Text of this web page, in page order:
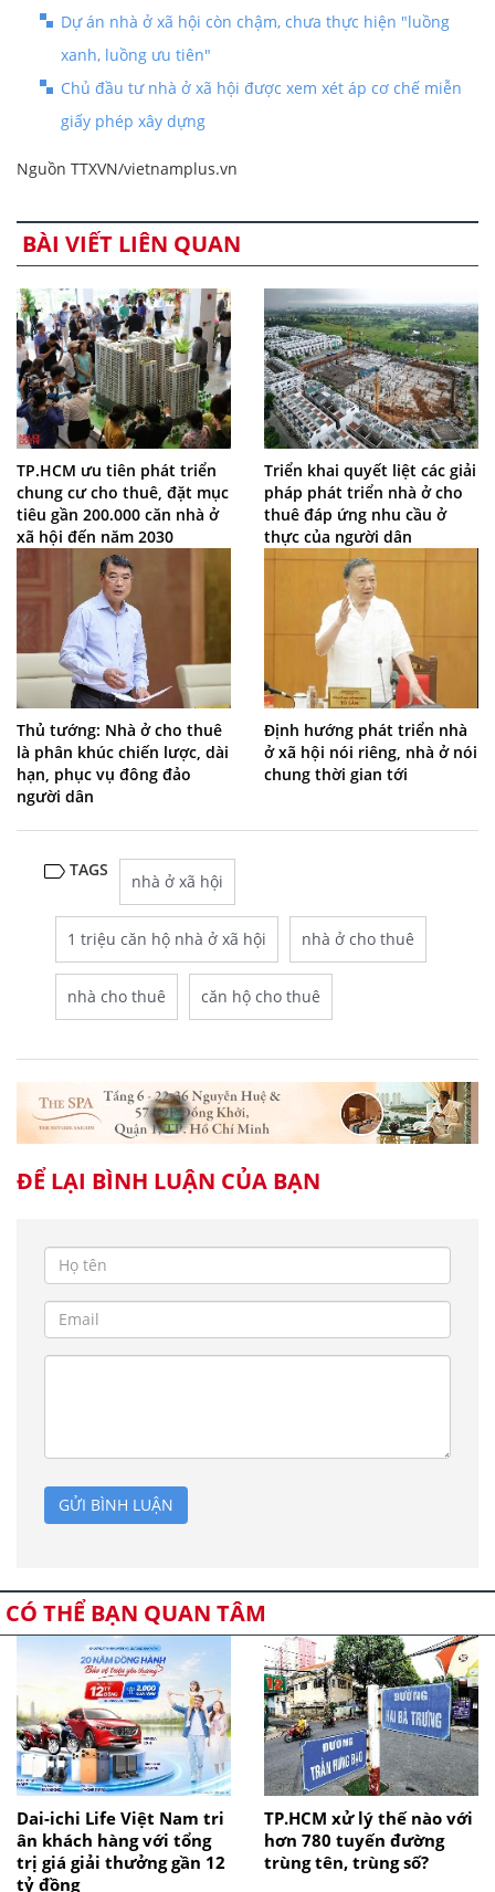
Dự án nhà ở xã hội còn chậm, chưa thực hiện "luồng
xanh, luồng ưu tiên"
Chủ đầu tư nhà ở xã hội được xem xét áp cơ chế miễn
giấy phép xây dựng
Nguồn TTXVN/vietnamplus.vn
BÀI VIẾT LIÊN QUAN
TP.HCM ưu tiên phát triển
chung cư cho thuê, đặt mục
tiêu gần 200.000 căn nhà ở
xã hội đến năm 2030
Triển khai quyết liệt các giải
pháp phát triển nhà ở cho
thuê đáp ứng nhu cầu ở
thực của người dân
Thủ tướng: Nhà ở cho thuê
là phân khúc chiến lược, dài
hạn, phục vụ đông đảo
người dân
Định hướng phát triển nhà
ở xã hội nói riêng, nhà ở nói
chung thời gian tới
TAGS
nhà ở xã hội
1 triệu căn hộ nhà ở xã hội nhà ở cho thuê
nhà cho thuê căn hộ cho thuê
ĐỂ LẠI BÌNH LUẬN CỦA BẠN
GỬI BÌNH LUẬN
CÓ THỂ BẠN QUAN TÂM
Dai-ichi Life Việt Nam tri
ân khách hàng với tổng
trị giá giải thưởng gần 12
tỷ đồng
TP.HCM xử lý thế nào với
hơn 780 tuyến đường
trùng tên, trùng số?